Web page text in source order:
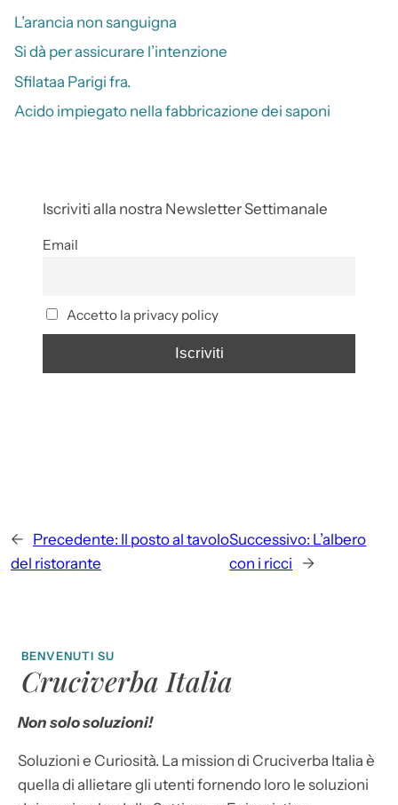
L’arancia non sanguigna
Si dà per assicurare l’intenzione
Sfilataa Parigi fra.
Acido impiegato nella fabbricazione dei saponi
Iscriviti alla nostra Newsletter Settimanale
Email
Accetto la privacy policy
← Precedente: Il posto al tavolo
del ristorante
Successivo: L’albero
con i ricci
→
BENVENUTI SU
Cruciverba Italia
Non solo soluzioni!
Soluzioni e Curiosità. La mission di Cruciverba Italia è
quella di allietare gli utenti fornendo loro le soluzioni